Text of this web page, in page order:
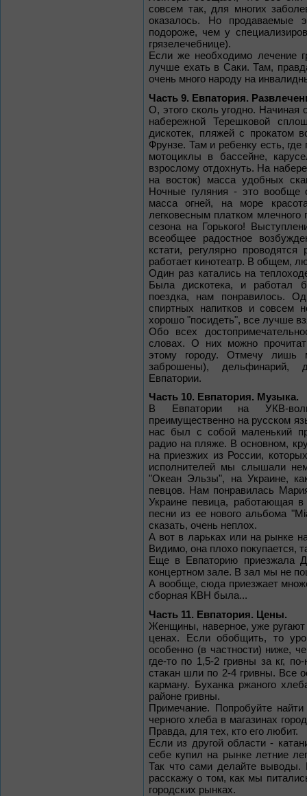
совсем так, для многих
оказалось. Но продаваемые
подороже, чем у
грязелечебнице).
Если же необходимо лечение
лучше ехать в Саки. Там,
очень много народу на
Часть 9. Евпатория.
О, этого сколь угодно.
набережной Терешковой
дискотек, пляжей с прокатом
Фрунзе. Там и ребенку есть,
мотоциклы в бассейне,
взрослому отдохнуть. На
на восток) масса удобных
Ночные гуляния - это вообще
масса огней, на море
легковесным платком
сезона на Горького!
всеобщее радостное
кстати, регулярно
работает кинотеатр. В общем,
Один раз катались на
Была дискотека, и работал
поездка, нам понравилось.
спиртных напитков и совсем
хорошо "посидеть", все лучше
Обо всех
словах. О них можно
этому городу. Отмечу лишь
заброшены), дельфинарий,
Евпатории.
Часть 10. Евпатория. Музыка.
В Евпатории на УКВ-
преимущественно на русском
нас был с собой маленький
радио на пляже. В основном,
на приезжих из России,
исполнителей мы слышали
"Океан Эльзы", на Украине,
певцов. Нам понравилась
Украине певица, работающая
песни из ее нового альбома
сказать, очень неплох.
А вот в ларьках или на рынке
Видимо, она плохо покупается,
Еще в Евпаторию приезжала
концертном зале. В зал мы не
А вообще, сюда приезжает
сборная КВН была...
Часть 11. Евпатория. Цены.
Женщины, наверное, уже ругают
ценах. Если обобщить, то
особенно (в частности) ниже,
где-то по 1,5-2 гривны за кг,
стакан шли по 2-4 гривны. Все
карману. Буханка ржаного
районе гривны.
Примечание. Попробуйте
черного хлеба в магазинах
Правда, для тех, кто его любит.
Если из другой области -
себе купил на рынке летние
Так что сами делайте
расскажу о том, как мы
городских рынках.